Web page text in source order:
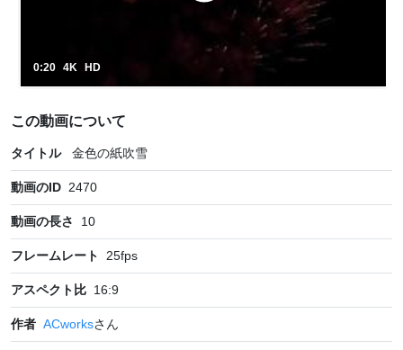
0:20 4K HD
この動画について
タイトル 金色の紙吹雪
動画のID 2470
動画の長さ 10
フレームレート 25fps
アスペクト比 16:9
作者 ACworksさん